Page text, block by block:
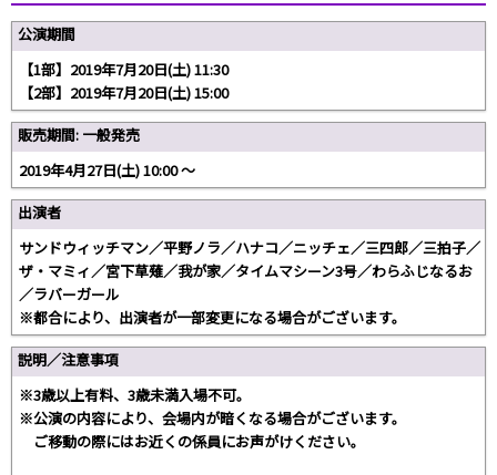
公演期間
【1部】2019年7月20日(土) 11:30
【2部】2019年7月20日(土) 15:00
販売期間: 一般発売
2019年4月27日(土) 10:00 〜
出演者
サンドウィッチマン／平野ノラ／ハナコ／ニッチェ／三四郎／三拍子／
ザ・マミィ／宮下草薙／我が家／タイムマシーン3号／わらふじなるお
／ラバーガール
※都合により、出演者が一部変更になる場合がございます。
説明／注意事項
※3歳以上有料、3歳未満入場不可。
※公演の内容により、会場内が暗くなる場合がございます。
ご移動の際にはお近くの係員にお声がけください。